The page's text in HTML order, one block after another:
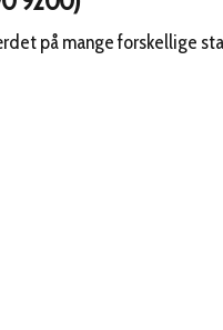
på mange forskellige